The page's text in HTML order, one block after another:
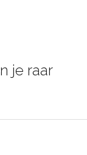
je raar